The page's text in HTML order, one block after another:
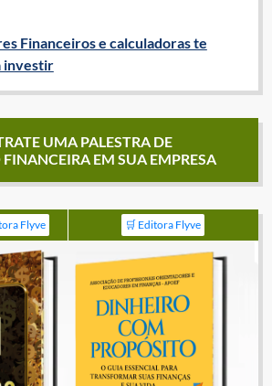
Financeiros e calculadoras te
investir
UMA PALESTRA DE
EM SUA EMPRESA
Flyve 🛒 Editora Flyve